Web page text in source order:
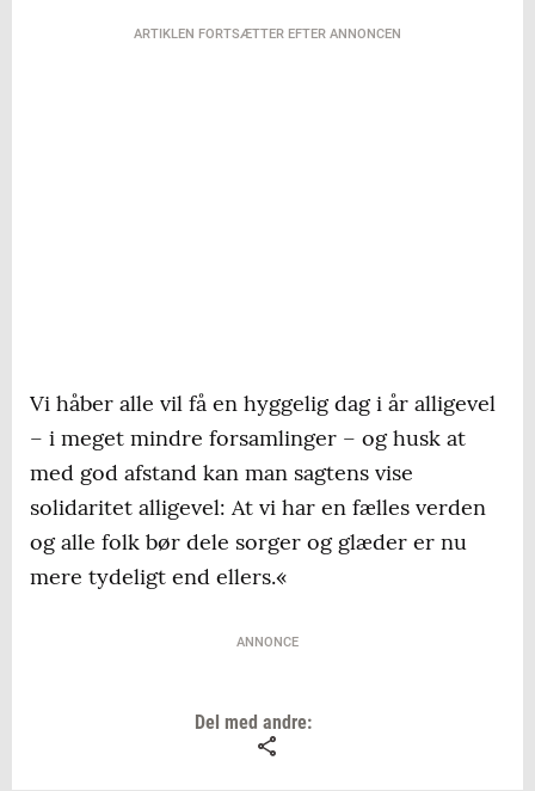
ARTIKLEN FORTSÆTTER EFTER ANNONCEN
Vi håber alle vil få en hyggelig dag i år alligevel
– i meget mindre forsamlinger – og husk at
med god afstand kan man sagtens vise
solidaritet alligevel: At vi har en fælles verden
og alle folk bør dele sorger og glæder er nu
mere tydeligt end ellers.«
ANNONCE
Del med andre: